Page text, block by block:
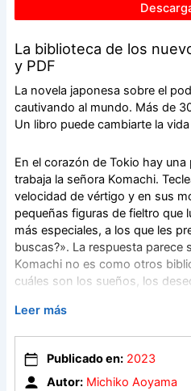
La biblioteca de los
y PDF
La novela japonesa sobre el
cautivando al mundo. Más de
Un libro puede cambiarte la vida
En el corazón de Tokio hay
trabaja la señora Komachi.
velocidad de vértigo y en sus
pequeñas figuras de fieltro que
más especiales, a los que les
buscas?». La respuesta parece
Komachi no es como otros
cuáles son los sueños, los
Y es así como una
la vida. Solo hace falta que se
libro inesperado.
Leer más
Publicado en: 2023
Autor: Michiko Aoyama